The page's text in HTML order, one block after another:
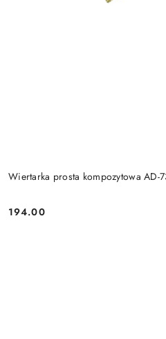
Wiertarka prosta kompozytowa AD-
Cena:
194.00